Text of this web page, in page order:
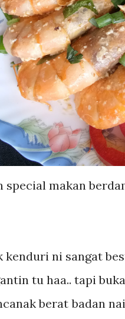
special makan
ni sangat
tu haa.. tapi
berat badan